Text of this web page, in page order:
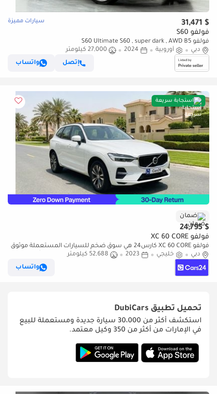
$ 31,471 سيارات مميزة
فولفو S60
فولفو S60 Ultimate S60 , super dark , AWD B5
دبي
أوروبية 2024
27,000 كيلومتر
إتصل
واتساب
استجابة سريعة
ضمان
$ 24,795
فولفو XC 60 CORE
فولفو XC 60 CORE كارس24 هي سوق ضخم للسيارات المستعملة موثوق
ومضمون ٪كارس24 هي سوق ضخم للسيارات المستعملة موثوق
دبي خليجي 2023
52,688 كيلومتر
واتساب
تحميل تطبيق DubiCars
استكشف أكثر من 30،000 سيارة جديدة ومستعملة للبيع
في الإمارات من أكثر من 350 وكيل معتمد.